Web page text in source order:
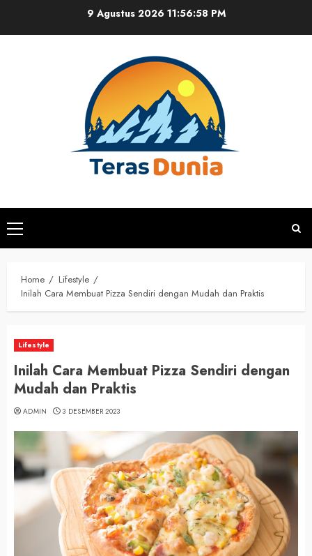
9 Agustus 2026 11:56:59 PM
Primary
Menu
Home
Lifestyle
Inilah Cara Membuat Pizza Sendiri dengan Mudah dan Praktis
Lifestyle
Inilah Cara Membuat Pizza Sendiri dengan
Mudah dan Praktis
ADMIN 3 DESEMBER 2023